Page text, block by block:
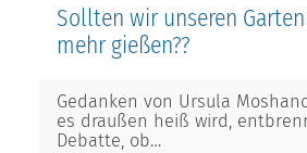
Sollten wir unseren
mehr gießen??
Gedanken von Ursula
es draußen heiß wird,
Debatte, ob…